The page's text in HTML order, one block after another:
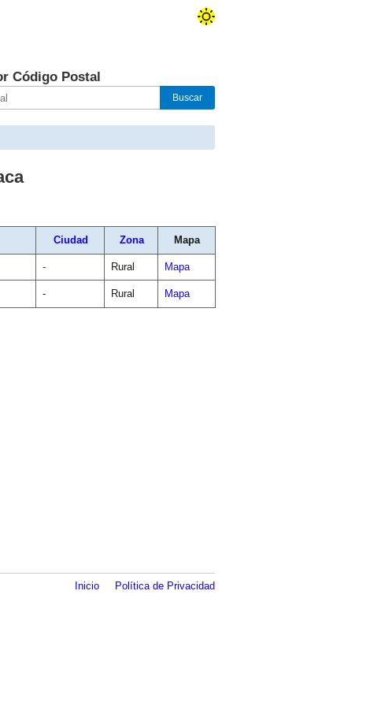
Código Postal
Ciudad Zona Mapa
- Rural Mapa
- Rural Mapa
Inicio Política de Privacidad